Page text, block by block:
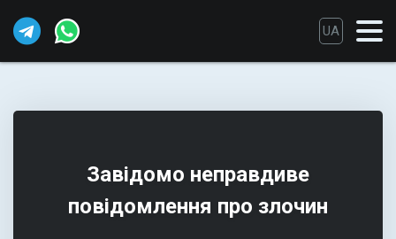
UA
Завідомо неправдиве
повідомлення про злочин